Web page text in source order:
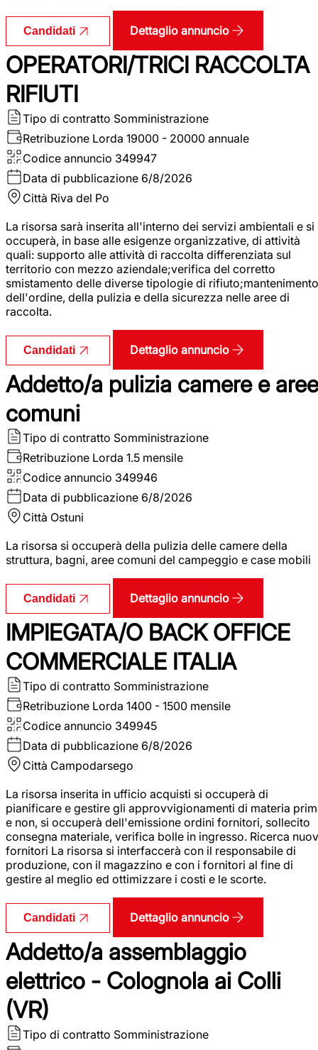
Candidati Dettaglio annuncio
OPERATORI/TRICI RACCOLTA
RIFIUTI
Tipo di contratto Somministrazione
Retribuzione Lorda 19000 - 20000 annuale
Codice annuncio 349947
Data di pubblicazione 6/8/2026
Città Riva del Po
La risorsa sarà inserita all'interno dei servizi ambientali e si
occuperà, in base alle esigenze organizzative, di attività
quali: supporto alle attività di raccolta differenziata sul
territorio con mezzo aziendale;verifica del corretto
smistamento delle diverse tipologie di rifiuto;mantenimento
dell'ordine, della pulizia e della sicurezza nelle aree di
raccolta.
Candidati Dettaglio annuncio
Addetto/a pulizia camere e aree
comuni
Tipo di contratto Somministrazione
Retribuzione Lorda 1.5 mensile
Codice annuncio 349946
Data di pubblicazione 6/8/2026
Città Ostuni
La risorsa si occuperà della pulizia delle camere della
struttura, bagni, aree comuni del campeggio e case mobili
Candidati Dettaglio annuncio
IMPIEGATA/O BACK OFFICE
COMMERCIALE ITALIA
Tipo di contratto Somministrazione
Retribuzione Lorda 1400 - 1500 mensile
Codice annuncio 349945
Data di pubblicazione 6/8/2026
Città Campodarsego
La risorsa inserita in ufficio acquisti si occuperà di
pianificare e gestire gli approvvigionamenti di materia
e non, si occuperà dell'emissione ordini fornitori, sollecito
consegna materiale, verifica bolle in ingresso. Ricerca
fornitori La risorsa si interfaccerà con il responsabile di
produzione, con il magazzino e con i fornitori al fine di
gestire al meglio ed ottimizzare i costi e le scorte.
Candidati Dettaglio annuncio
Addetto/a assemblaggio
elettrico - Colognola ai Colli
(VR)
Tipo di contratto Somministrazione